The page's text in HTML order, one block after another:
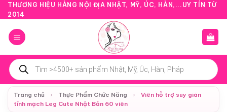
Bỏ
qua
nội
dung
THƯƠNG HIỆU HÀNG NỘI ĐỊA NHẬT, MỸ, ÚC, HÀN,...UY TÍN TỪ
2014
Tìm
kiếm
sản
phẩm
Trang chủ
› Thực Phẩm Chức Năng ›
Viên hỗ trợ suy giãn
tĩnh mạch Leg Cute Nhật Bản 60 viên